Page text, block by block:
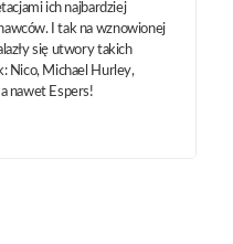
ich najbardziej
I tak na wznowionej
się utwory takich
Nico, Michael Hurley,
nawet Espers!